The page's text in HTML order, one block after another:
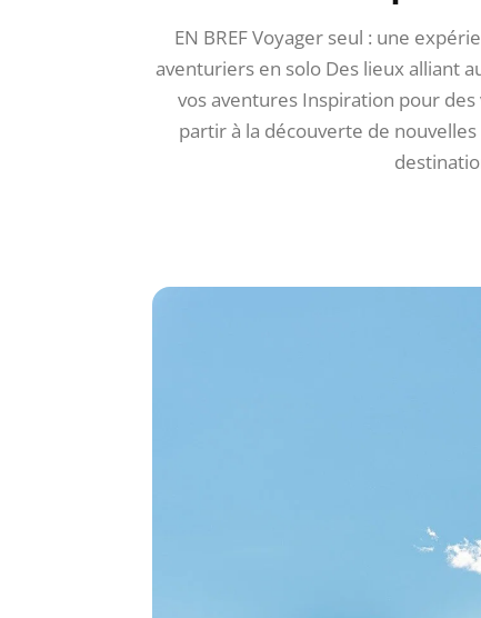
EN BREF Voyager seul : une
aventuriers en solo Des lieux alliant
vos aventures Inspiration pour
partir à la découverte de